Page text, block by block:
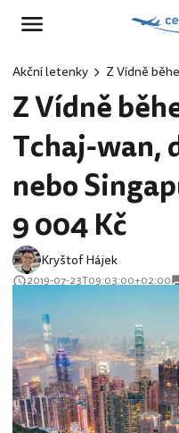
Akční letenky Z Vídně
Z Vídně
Tchaj-wan,
nebo
9 004 Kč
Kryštof Hájek
2019-07-23T09:03:00+02:00